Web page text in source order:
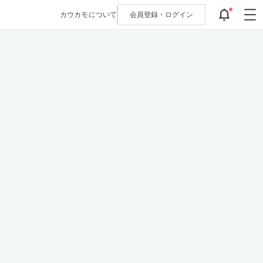
カウカモについて 会員登録・ ログイン